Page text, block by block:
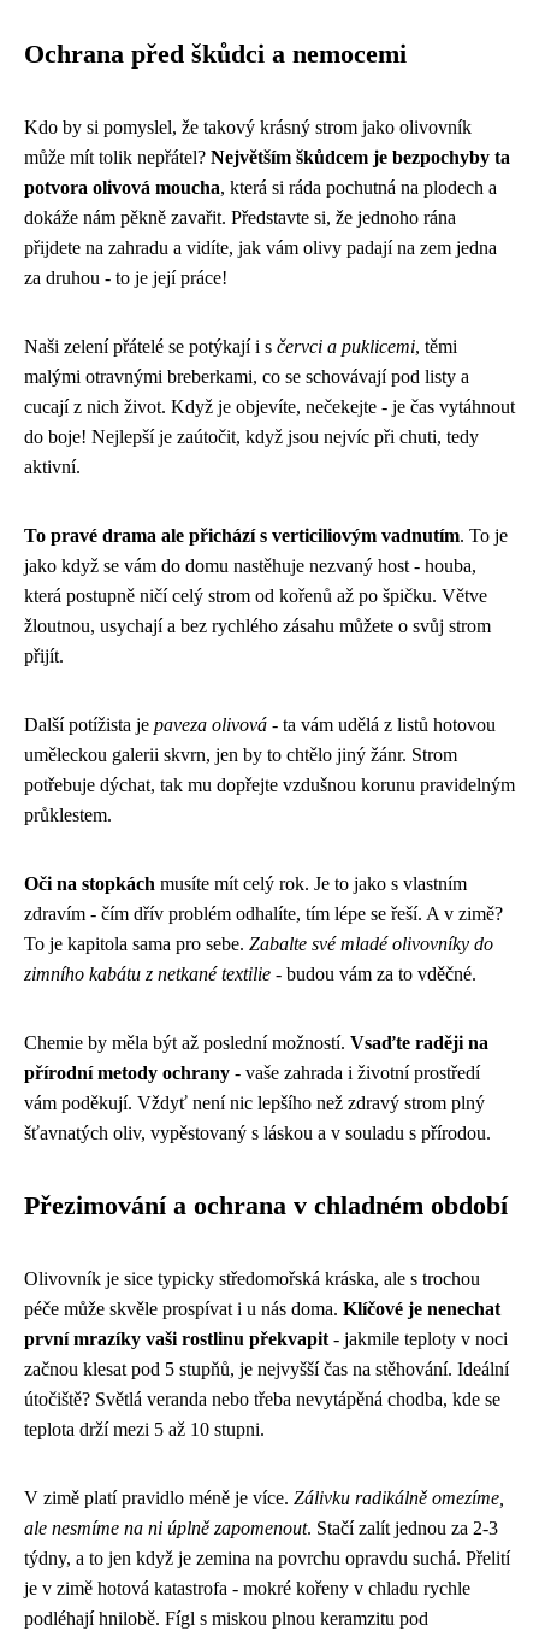
Ochrana před škůdci a nemocemi
Kdo by si pomyslel, že takový krásný strom jako olivovník
může mít tolik nepřátel? Největším škůdcem je bezpochyby ta
potvora olivová moucha, která si ráda pochutná na plodech a
dokáže nám pěkně zavařit. Představte si, že jednoho rána
přijdete na zahradu a vidíte, jak vám olivy padají na zem jedna
za druhou - to je její práce!
Naši zelení přátelé se potýkají i s červci a puklicemi, těmi
malými otravnými breberkami, co se schovávají pod listy a
cucají z nich život. Když je objevíte, nečekejte - je čas vytáhnout
do boje! Nejlepší je zaútočit, když jsou nejvíc při chuti, tedy
aktivní.
To pravé drama ale přichází s verticiliovým vadnutím. To je
jako když se vám do domu nastěhuje nezvaný host - houba,
která postupně ničí celý strom od kořenů až po špičku. Větve
žloutnou, usychají a bez rychlého zásahu můžete o svůj strom
přijít.
Další potížista je paveza olivová - ta vám udělá z listů hotovou
uměleckou galerii skvrn, jen by to chtělo jiný žánr. Strom
potřebuje dýchat, tak mu dopřejte vzdušnou korunu pravidelným
průklestem.
Oči na stopkách musíte mít celý rok. Je to jako s vlastním
zdravím - čím dřív problém odhalíte, tím lépe se řeší. A v zimě?
To je kapitola sama pro sebe. Zabalte své mladé olivovníky do
zimního kabátu z netkané textilie - budou vám za to vděčné.
Chemie by měla být až poslední možností. Vsaďte raději na
přírodní metody ochrany - vaše zahrada i životní prostředí
vám poděkují. Vždyť není nic lepšího než zdravý strom plný
šťavnatých oliv, vypěstovaný s láskou a v souladu s přírodou.
Přezimování a ochrana v chladném období
Olivovník je sice typicky středomořská kráska, ale s trochou
péče může skvěle prospívat i u nás doma. Klíčové je nenechat
první mrazíky vaši rostlinu překvapit - jakmile teploty v noci
začnou klesat pod 5 stupňů, je nejvyšší čas na stěhování. Ideální
útočiště? Světlá veranda nebo třeba nevytápěná chodba, kde se
teplota drží mezi 5 až 10 stupni.
V zimě platí pravidlo méně je více. Zálivku radikálně omezíme,
ale nesmíme na ni úplně zapomenout. Stačí zalít jednou za 2-3
týdny, a to jen když je zemina na povrchu opravdu suchá. Přelití
je v zimě hotová katastrofa - mokré kořeny v chladu rychle
podléhají hnilobě. Fígl s miskou plnou keramzitu pod